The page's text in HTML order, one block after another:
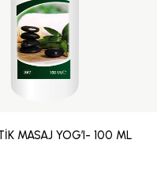
MASAJ YOG’I- 100 ML